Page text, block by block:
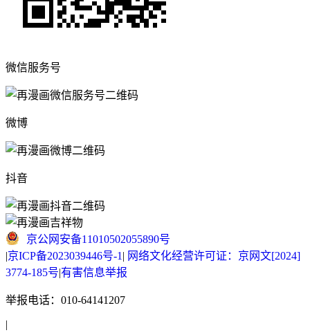
微信服务号
微博
抖音
京公网安备11010502055890号
|京ICP备2023039446号-1 | 网络文化经营许可证：京网文[2024]
3774-185号|有害信息举报
举报电话：010-64141207
|